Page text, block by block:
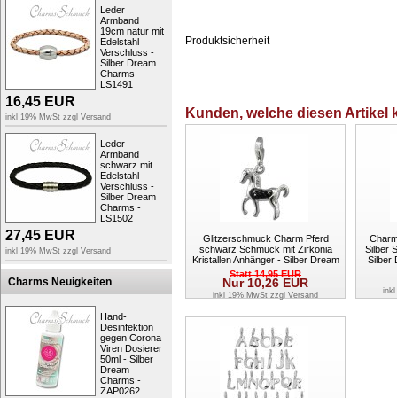
Leder
Armband
19cm natur mit
Edelstahl
Verschluss -
Silber Dream
Charms -
LS1491
16,45 EUR
inkl 19% MwSt zzgl Versand
Leder
Armband
schwarz mit
Edelstahl
Verschluss -
Silber Dream
Charms -
LS1502
27,45 EUR
inkl 19% MwSt zzgl Versand
Charms Neuigkeiten
Hand-
Desinfektion
gegen Corona
Viren Dosierer
50ml - Silber
Dream
Charms -
ZAP0262
Produktsicherheit
Kunden, welche diesen Artikel
Glitzerschmuck Charm Pferd
schwarz Schmuck mit Zirkonia
Kristallen Anhänger - Silber Dream
Charms - GSC570S
Statt14,95EUR
Nur 10,26 EUR
inkl 19% MwSt zzgl Versand
Silber
Silber